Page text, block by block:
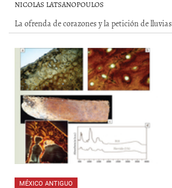
NICOLAS LATSANOPOULOS
La ofrenda de corazones y la petición de lluvias
MÉXICO ANTIGUO